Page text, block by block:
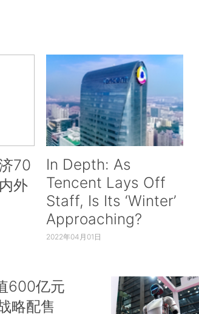
70
外
In Depth: As
Tencent Lays Off
Staff, Is Its ‘Winter’
Approaching?
2022年04月01日
600亿元
略配售